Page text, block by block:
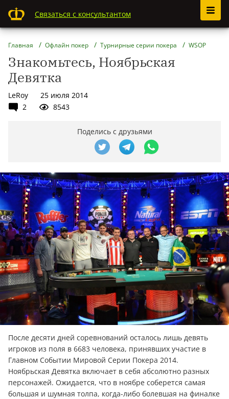
Связаться с консультантом
Главная Офлайн покер Турнирные серии покера WSOP
Знакомьтесь, Ноябрьская
Девятка
LeRoy
25 июля 2014
2
8543
Поделись с друзьями
После десяти дней соревнований осталось лишь девять
игроков из поля в 6683 человека, принявших участие в
Главном Событии Мировой Серии Покера 2014.
Ноябрьская Девятка включает в себя абсолютно разных
персонажей. Ожидается, что в ноябре соберется самая
большая и шумная толпа, когда-либо болевшая на финалке